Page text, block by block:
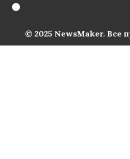
© 2025 NewsMaker. Все